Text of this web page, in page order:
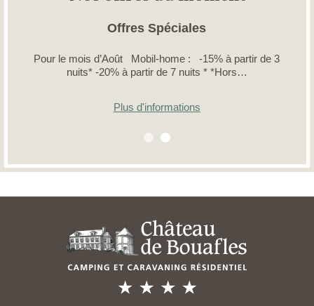
Offres Spéciales
Pour le mois d’Août Mobil-home : -15% à partir de 3
nuits* -20% à partir de 7 nuits * *Hors…
Plus d'informations